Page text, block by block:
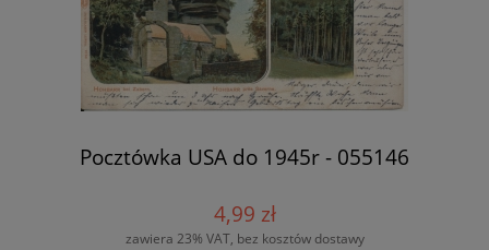
Pocztówka USA do 1945r - 055146
4,99 zł
zawiera 23% VAT, bez kosztów dostawy